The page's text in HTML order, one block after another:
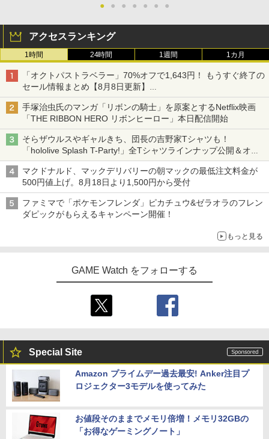
● ● ● ● ● ● ●
アクセスランキング
1時間 24時間 1週間 1カ月
「オクトパストラベラー」70%オフで1,643円！ もうすぐ終了の
セール情報まとめ【8月8日更新】
ニンテンドーeショップでは「大神 絶景版」が67%オフで990円
手塚治虫氏のマンガ「リボンの騎士」を原案とするNetflix映画
「THE RIBBON HERO リボンヒーロー」本日配信開始
そらザウルスやギャルきち、団長の吉野家Tシャツも！
「hololive Splash T-Party!」全Tシャツラインナップ公開＆オン
ライン販売開始
マクドナルド、マックデリバリーの朝マックの最低注文料金が
500円値上げ。8月18日より1,500円から受付
ファミマで「ポケモンフレンダ」ピカチュウ&ゼラオラのフレン
ダピックがもらえるキャンペーン開催！
もっと見る
GAME Watch をフォローする
Special Site
Amazon プライムデー過去最安! Anker注目プ
ロジェクター3モデルを使ってみた
お値段そのままでメモリ倍増！メモリ32GBの
「お得なゲーミングノート」